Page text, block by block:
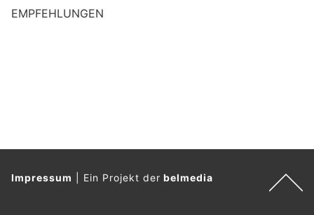
EMPFEHLUNGEN
Impressum Ein Projekt derbelmedia